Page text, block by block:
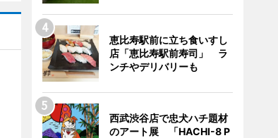
恵比寿駅前に立ち食いすし
店「恵比寿駅前寿司」 ラ
ンチやデリバリーも
西武渋谷店で忠犬ハチ題材
のアート展 「HACHI-8 P